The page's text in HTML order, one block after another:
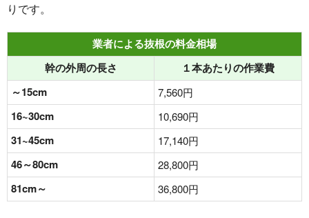
りです。
業者による抜根の料金相場
幹の外周の長さ
１本あたりの作業費
～15cm
7,560円
16~30cm 10,690円
31~45cm 17,140円
46～80cm 28,800円
81cm～ 36,800円